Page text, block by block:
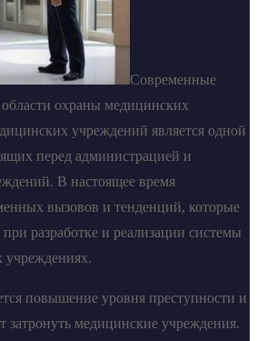
Современные
охраны медицинских
учреждений является одной
перед администрацией и
В настоящее время
вызовов и тенденций, которые
разработке и реализации системы
повышение уровня преступности и
затронуть медицинские учреждения.